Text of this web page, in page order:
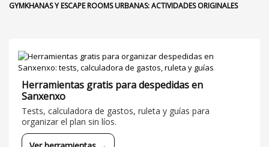
GYMKHANAS Y ESCAPE ROOMS URBANAS: ACTIVIDADES ORIGINALES
Herramientas gratis para despedidas en
Sanxenxo
Tests, calculadora de gastos, ruleta y guías para
organizar el plan sin líos.